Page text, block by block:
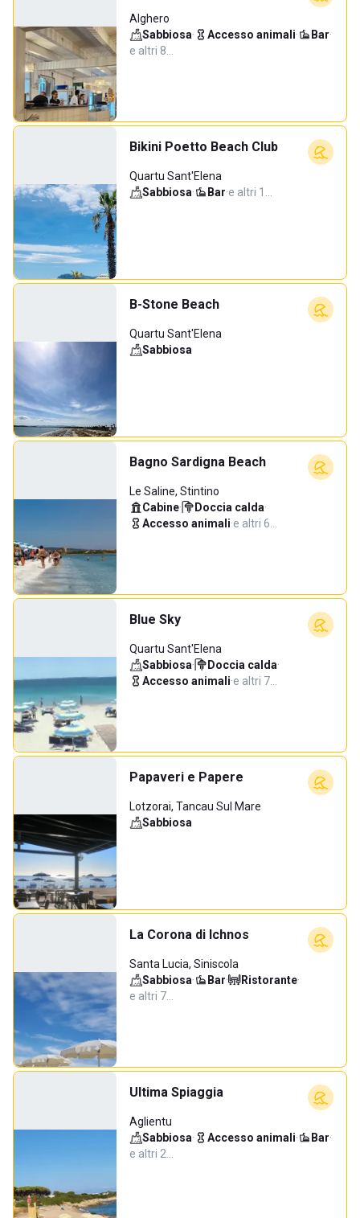
Alghero
Sabbiosa· Accesso animali· Bar·
e altri 8…
Bikini Poetto Beach Club
Quartu Sant'Elena
Sabbiosa· Bar·e altri 1…
B-Stone Beach
Quartu Sant'Elena
Sabbiosa
Bagno Sardigna Beach
Le Saline, Stintino
Cabine· Doccia calda·
Accesso animali·e altri 6…
Blue Sky
Quartu Sant'Elena
Sabbiosa· Doccia calda·
Accesso animali·e altri 7…
Papaveri e Papere
Lotzorai, Tancau Sul Mare
Sabbiosa
La Corona di Ichnos
Santa Lucia, Siniscola
Sabbiosa· Bar· Ristorante·
e altri 7…
Ultima Spiaggia
Aglientu
Sabbiosa· Accesso animali· Bar·
e altri 2…